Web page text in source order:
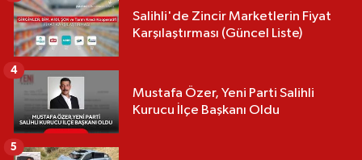
Salihli'de Zincir Marketlerin Fiyat
Karşılaştırması (Güncel Liste)
Mustafa Özer, Yeni Parti Salihli
Kurucu İlçe Başkanı Oldu
4
5